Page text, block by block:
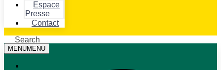
Espace
Presse
Contact
Search
MENUMENU